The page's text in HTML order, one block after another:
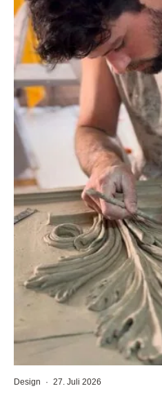
Design · 27. Juli 2026